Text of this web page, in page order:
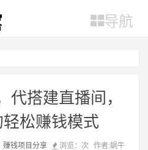
导航
代搭建直播间，
松赚钱模式
赚钱项目分享 浏览： 次
作者:蜗牛